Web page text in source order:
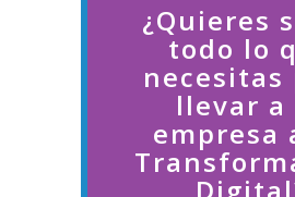
¿Quieres
todo lo
necesitas
llevar a
empresa